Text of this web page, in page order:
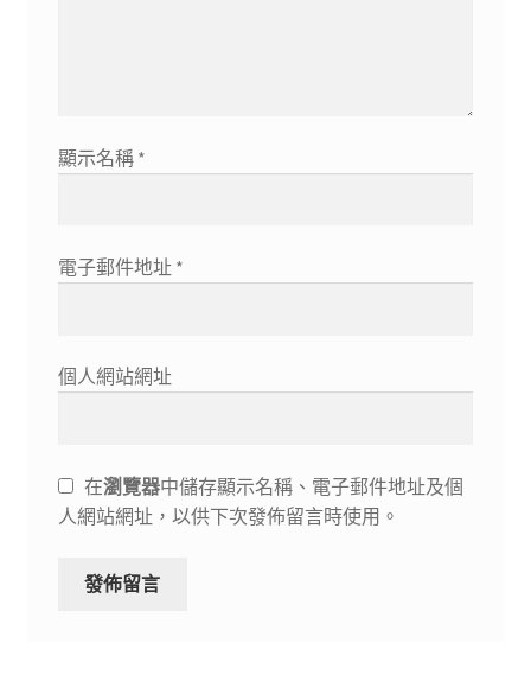
顯示名稱 *
電子郵件地址 *
個人網站網址
在瀏覽器中儲存顯示名稱、電子郵件地址及個
人網站網址，以供下次發佈留言時使用。